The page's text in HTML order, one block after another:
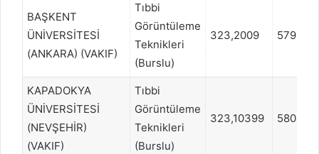
BAŞKENT
ÜNİVERSİTESİ
(ANKARA) (VAKIF)
Tıbbi
Görüntüleme
Teknikleri
(Burslu)
323,2009 579578
KAPADOKYA
ÜNİVERSİTESİ
(NEVŞEHİR)
(VAKIF)
Tıbbi
Görüntüleme
Teknikleri
(Burslu)
323,10399 580412